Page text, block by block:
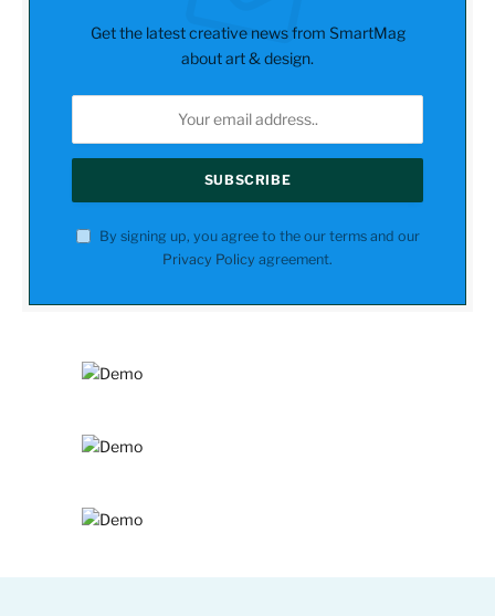
Get the latest creative news from SmartMag
about art & design.
By signing up, you agree to the our terms and our
Privacy Policy agreement.